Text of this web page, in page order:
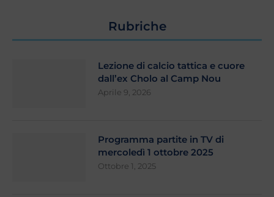
Rubriche
Lezione di calcio tattica e cuore
dall’ex Cholo al Camp Nou
Aprile 9, 2026
Programma partite in TV di
mercoledì 1 ottobre 2025
Ottobre 1, 2025